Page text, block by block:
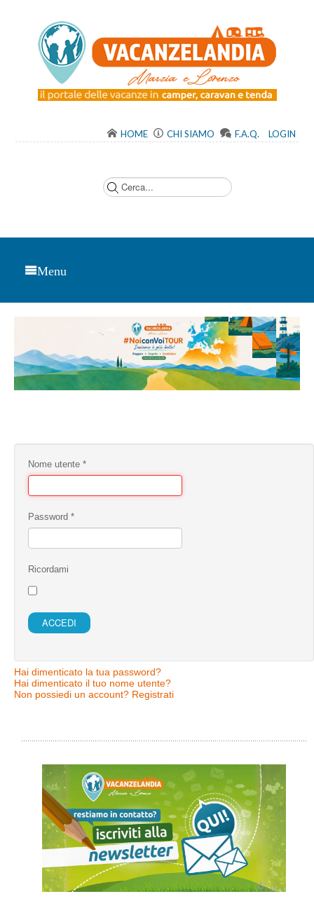
HOME CHI SIAMO F.A.Q. LOGIN
Menu
Nome utente *
Password *
Ricordami
ACCEDI
Hai dimenticato la tua password?
Hai dimenticato il tuo nome utente?
Non possiedi un account? Registrati